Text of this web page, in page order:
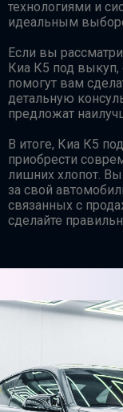
технологиями и
идеальным
Если вы
Киа К5 под выкуп,
помогут вам
детальную
предложат
В итоге, Киа К5
приобрести
лишних хлопот.
за свой
связанных с
сделайте